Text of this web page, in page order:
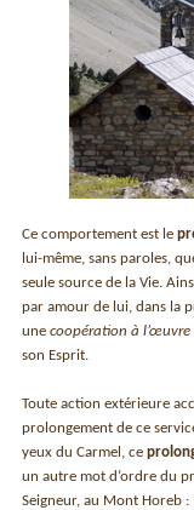
Ce comportement est le
lui-même, sans paroles,
seule source de la Vie.
par amour de lui, dans la
unecoopération à l’œuvre
son Esprit.
Toute action extérieure
prolongement de ce
yeux du Carmel, ce
un autre mot d’ordre du
Seigneur, au Mont Horeb :